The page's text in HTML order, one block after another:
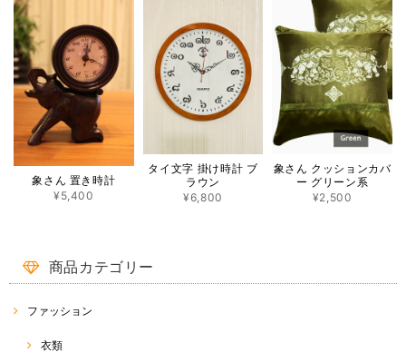
この度は ♡RakThai♡ をご利用いただき、ありがとうご
ざいました。また、レビューへの投稿、重ねてありがとう
ございます(^^) 一目惚れでご購入ということで、大変嬉し
く思います。 パッと目を惹く蓮模様♡ たくさん使ってい
ただけたら幸いです(o^^o) 今後とも、RakThaiをどうぞよ
ろしくお願い致します☆
ココナッツバックルスカート CB-1 ♡タイダイ模様♡
2022/08/14
この度は、ご購入ありがとうございました(^^) 重ねて、評
入荷したココナッツバックルスカート。 気に入っていただ
けると幸いです( ^ω^ ) 今後とも、♡RakThai♡をよろしく
象さん 置き時計
¥5,400
タイ文字 掛け時計 ブ
ラウン
¥6,800
象さん クッションカバ
ー グリーン系
¥2,500
商品カテゴリー
ファッション
衣類